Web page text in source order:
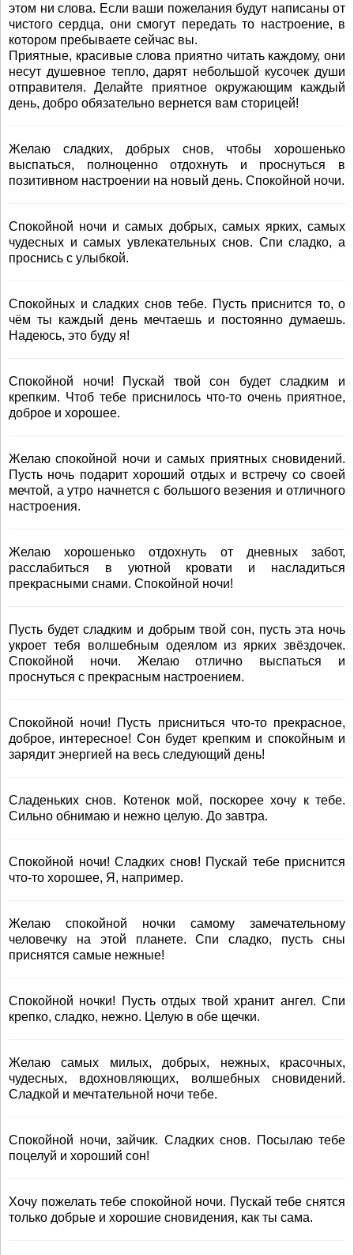
этом ни слова. Если ваши пожелания будут написаны от
чистого сердца, они смогут передать то настроение, в
котором пребываете сейчас вы.
Приятные, красивые слова приятно читать каждому, они
несут душевное тепло, дарят небольшой кусочек души
отправителя. Делайте приятное окружающим каждый
день, добро обязательно вернется вам сторицей!
Желаю сладких, добрых снов, чтобы хорошенько
выспаться, полноценно отдохнуть и проснуться в
позитивном настроении на новый день. Спокойной ночи.
Спокойной ночи и самых добрых, самых ярких, самых
чудесных и самых увлекательных снов. Спи сладко, а
проснись с улыбкой.
Спокойных и сладких снов тебе. Пусть приснится то, о
чём ты каждый день мечтаешь и постоянно думаешь.
Надеюсь, это буду я!
Спокойной ночи! Пускай твой сон будет сладким и
крепким. Чтоб тебе приснилось что-то очень приятное,
доброе и хорошее.
Желаю спокойной ночи и самых приятных сновидений.
Пусть ночь подарит хороший отдых и встречу со своей
мечтой, а утро начнется с большого везения и отличного
настроения.
Желаю хорошенько отдохнуть от дневных забот,
расслабиться в уютной кровати и насладиться
прекрасными снами. Спокойной ночи!
Пусть будет сладким и добрым твой сон, пусть эта ночь
укроет тебя волшебным одеялом из ярких звёздочек.
Спокойной ночи. Желаю отлично выспаться и
проснуться с прекрасным настроением.
Спокойной ночи! Пусть присниться что-то прекрасное,
доброе, интересное! Сон будет крепким и спокойным и
зарядит энергией на весь следующий день!
Сладеньких снов. Котенок мой, поскорее хочу к тебе.
Сильно обнимаю и нежно целую. До завтра.
Спокойной ночи! Сладких снов! Пускай тебе приснится
что-то хорошее, Я, например.
Желаю спокойной ночки самому замечательному
человечку на этой планете. Спи сладко, пусть сны
приснятся самые нежные!
Спокойной ночки! Пусть отдых твой хранит ангел. Спи
крепко, сладко, нежно. Целую в обе щечки.
Желаю самых милых, добрых, нежных, красочных,
чудесных, вдохновляющих, волшебных сновидений.
Сладкой и мечтательной ночи тебе.
Спокойной ночи, зайчик. Сладких снов. Посылаю тебе
поцелуй и хороший сон!
Хочу пожелать тебе спокойной ночи. Пускай тебе снятся
только добрые и хорошие сновидения, как ты сама.